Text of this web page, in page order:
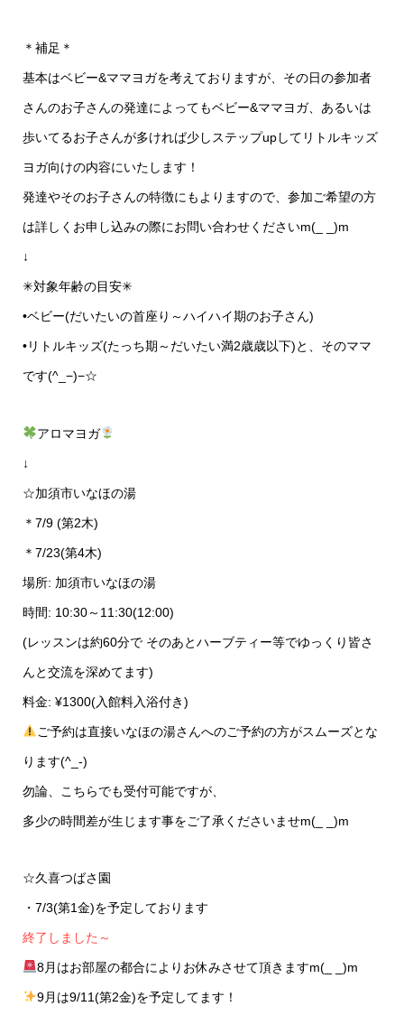
＊補足＊
基本はベビー&ママヨガを考えておりますが、その日の参加者
さんのお子さんの発達によってもベビー&ママヨガ、あるいは
歩いてるお子さんが多ければ少しステップupしてリトルキッズ
ヨガ向けの内容にいたします！
発達やそのお子さんの特徴にもよりますので、参加ご希望の方
は詳しくお申し込みの際にお問い合わせくださいm(_ _)m
↓
✳︎対象年齢の目安✳︎
•ベビー(だいたいの首座り～ハイハイ期のお子さん)
•リトルキッズ(たっち期～だいたい満2歳歳以下)と、そのママ
です(^_−)−☆
アロマヨガ
↓
☆加須市いなほの湯
＊7/9 (第2木)
＊7/23(第4木)
場所: 加須市いなほの湯
時間: 10:30～11:30(12:00)
(レッスンは約60分で そのあとハーブティー等でゆっくり皆さ
んと交流を深めてます)
料金: ¥1300(入館料入浴付き)
ご予約は直接いなほの湯さんへのご予約の方がスムーズとな
ります(^_-)
勿論、こちらでも受付可能ですが、
多少の時間差が生じます事をご了承くださいませm(_ _)m
☆久喜つばさ園
・7/3(第1金)を予定しております
終了しました～
8月はお部屋の都合によりお休みさせて頂きますm(_ _)m
9月は9/11(第2金)を予定してます！